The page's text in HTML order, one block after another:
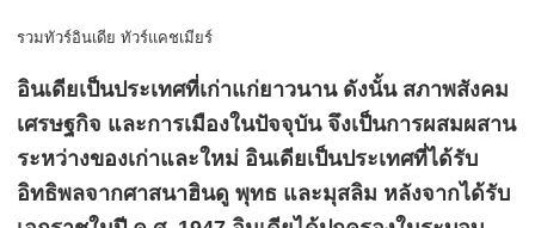
รวมทัวร์อินเดีย ทัวร์แคชเมียร์
อินเดียเป็นประเทศที่เก่าแก่ยาวนาน ดังนั้น สภาพสังคม
เศรษฐกิจ และการเมืองในปัจจุบัน จึงเป็นการผสมผสาน
ระหว่างของเก่าและใหม่ อินเดียเป็นประเทศที่ได้รับ
อิทธิพลจากศาสนาฮินดู พุทธ และมุสลิม หลังจากได้รับ